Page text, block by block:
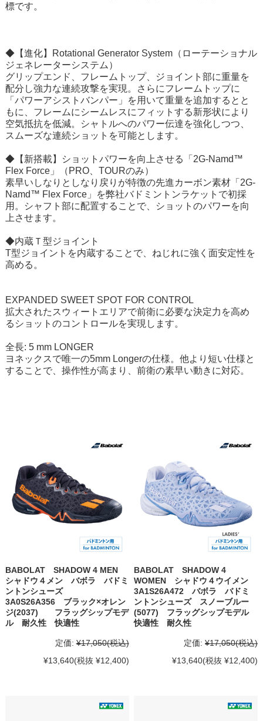
標です。
◆【進化】Rotational Generator System（ローテーショナル
ジェネレーターシステム）
グリップエンド、フレームトップ、ジョイント部に重量を
配分し強力な連続攻撃を実現。さらにフレームトップに
「パワーアシストバンパー」を用いて重量を追加するとと
もに、フレームにシームレスにフィットする新形状により
空気抵抗を低減。シャトルへのパワー伝達を強化しつつ、
スムーズな連続ショットを可能とします。
◆【新搭載】ショットパワーを向上させる「2G-Namd™
Flex Force」（PRO、TOURのみ）
素早いしなりとしなり戻りが特徴の先進カーボン素材「2G-
Namd™ Flex Force」を弊社バドミントンラケットで初採
用。シャフト部に配置することで、ショットのパワーを向
上させます。
◆内蔵Ｔ型ジョイント
T型ジョイントを内蔵することで、ねじれに強く面安定性を
高める。
EXPANDED SWEET SPOT FOR CONTROL
拡大されたスウィートエリアで前衛に必要な決定力を高め
るショットのコントロールを実現します。
全長: 5 mm LONGER
ヨネックスで唯一の5mm Longerの仕様。他より短い仕様と
することで、操作性が高まり、前衛の素早い動きに対応。
BABOLAT SHADOW 4 MEN
シャドウ４メン バボラ バドミ
ントンシューズ
3A0S26A356 ブラック×オレン
ジ(2037) フラッグシップモデ
ル 耐久性 快適性
定価: ¥17,050(税込)
¥13,640(税抜 ¥12,400)
BABOLAT SHADOW 4
WOMEN シャドウ４ウイメン
3A1S26A472 バボラ バドミ
ントンシューズ スノーブルー
(5077) フラッグシップモデル
快適性 耐久性
定価: ¥17,050(税込)
¥13,640(税抜 ¥12,400)